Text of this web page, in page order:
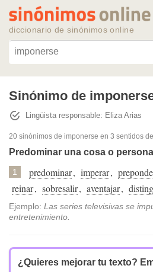
diccionario de sinónimos online
Reescribir
Sinónimos
Temas
Temas
Sinónimo de
Lingüista responsable: Eliza Arias
20 sinónimos de imponerse en 3 sentidos
Predominar una cosa o
1 predominar, imperar,
reinar, sobresalir, aventajar,
Ejemplo: Las series televisivas se
entretenimiento.
¿Quieres mejorar tu texto?